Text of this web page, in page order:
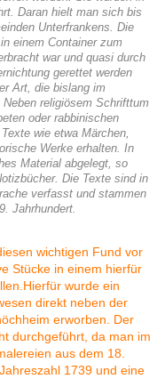
Daran hielt man sich bis
Unterfrankens. Die
einem Container zum
war und quasi durch
gerettet werden
Art, die bislang im
religiösem Schrifttum
oder rabbinischen
wie etwa Märchen,
Werke erhalten. In
Material abgelegt, so
Die Texte sind in
verfasst und stammen
Jahrhundert.